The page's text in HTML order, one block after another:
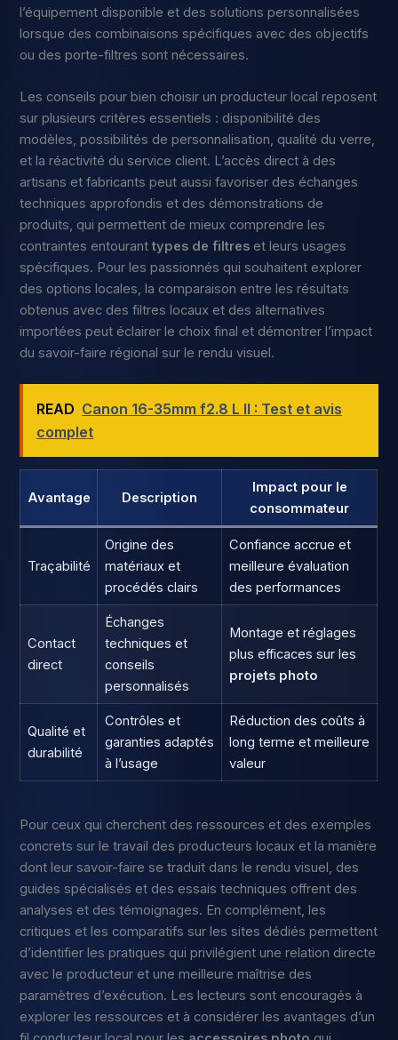
l’équipement disponible et des solutions personnalisées
lorsque des combinaisons spécifiques avec des objectifs
ou des porte-filtres sont nécessaires.
Les conseils pour bien choisir un producteur local reposent
sur plusieurs critères essentiels : disponibilité des
modèles, possibilités de personnalisation, qualité du verre,
et la réactivité du service client. L’accès direct à des
artisans et fabricants peut aussi favoriser des échanges
techniques approfondis et des démonstrations de
produits, qui permettent de mieux comprendre les
contraintes entouranttypes de filtres et leurs usages
spécifiques. Pour les passionnés qui souhaitent explorer
des options locales, la comparaison entre les résultats
obtenus avec des filtres locaux et des alternatives
importées peut éclairer le choix final et démontrer l’impact
du savoir-faire régional sur le rendu visuel.
READ Canon 16-35mm f2.8 L II : Test et avis
complet
Avantage Description
Impact pour le
consommateur
Traçabilité
Origine des
matériaux et
procédés clairs
Confiance accrue et
meilleure évaluation
des performances
Contact
direct
Échanges
techniques et
conseils
personnalisés
Montage et réglages
plus efficaces sur les
projets photo
Qualité et
durabilité
Contrôles et
garanties adaptés
à l’usage
Réduction des coûts à
long terme et meilleure
valeur
Pour ceux qui cherchent des ressources et des exemples
concrets sur le travail des producteurs locaux et la manière
dont leur savoir-faire se traduit dans le rendu visuel, des
guides spécialisés et des essais techniques offrent des
analyses et des témoignages. En complément, les
critiques et les comparatifs sur les sites dédiés permettent
d’identifier les pratiques qui privilégient une relation directe
avec le producteur et une meilleure maîtrise des
paramètres d’exécution. Les lecteurs sont encouragés à
explorer les ressources et à considérer les avantages d’un